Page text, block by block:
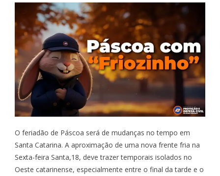
O feriadão de Páscoa será de mudanças no tempo em
Santa Catarina. A aproximação de uma nova frente fria na
Sexta-feira Santa,18, deve trazer temporais isolados no
Oeste catarinense, especialmente entre o final da tarde e o